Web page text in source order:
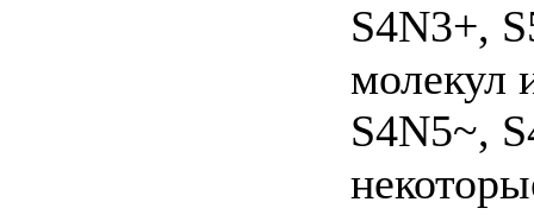
S4N3+,
молекул
S4N5~,